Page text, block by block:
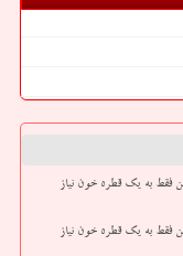
چین فقط به یک قطره خون نیاز
چین فقط به یک قطره خون نیاز